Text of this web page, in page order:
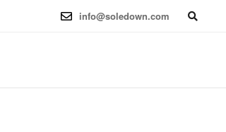
08-12) x86_64info@soledown.com